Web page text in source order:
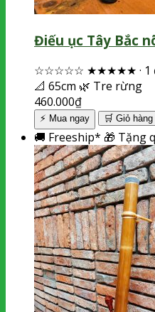
Điếu ục Tây Bắc
☆☆☆☆☆ ★★★★★ · 1
📐 65cm 🌿 Tre rừng
460.000₫
⚡ Mua ngay 🛒 Giỏ hàng
🚚 Freeship* 🎁 Tặng